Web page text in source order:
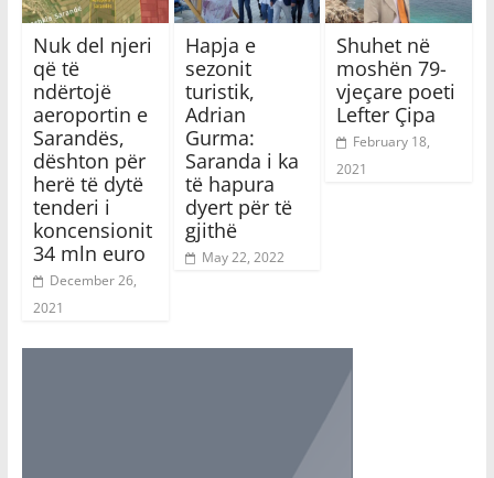
Nuk del njeri
që të
ndërtojë
aeroportin e
Sarandës,
dështon për
herë të dytë
tenderi i
koncensionit
34 mln euro
December 26,
2021
Hapja e
sezonit
turistik,
Adrian
Gurma:
Saranda i ka
të hapura
dyert për të
gjithë
May 22, 2022
Shuhet në
moshën 79-
vjeçare poeti
Lefter Çipa
February 18,
2021